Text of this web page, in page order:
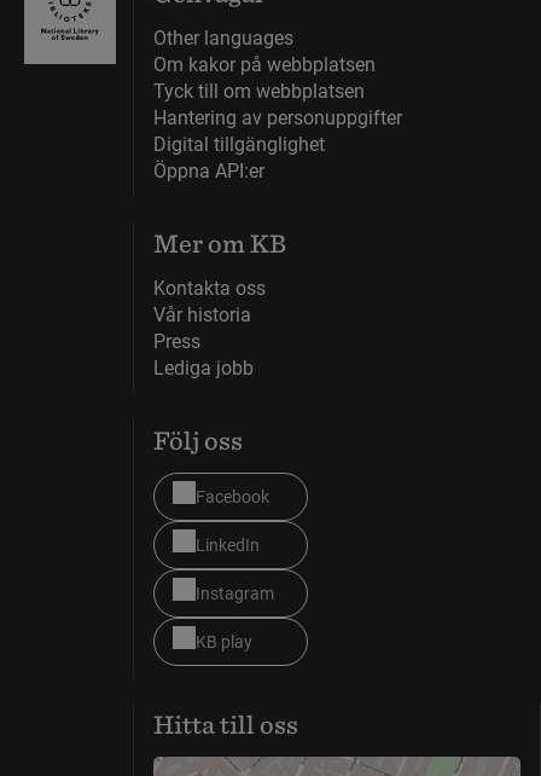
Other languages
Om kakor på webbplatsen
Tyck till om webbplatsen
Hantering av personuppgifter
Digital tillgänglighet
Öppna API:er
Mer om KB
Kontakta oss
Vår historia
Press
Lediga jobb
Följ oss
Facebook
LinkedIn
Instagram
KB play
Hitta till oss